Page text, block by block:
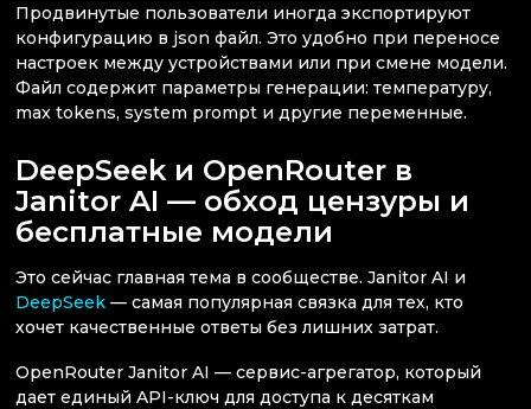
Продвинутые пользователи иногда экспортируют
конфигурацию в json файл. Это удобно при переносе
настроек между устройствами или при смене модели.
Файл содержит параметры генерации: температуру,
max tokens, system prompt и другие переменные.
DeepSeek и OpenRouter в
Janitor AI — обход цензуры и
бесплатные модели
Это сейчас главная тема в сообществе. Janitor AI и
DeepSeek — самая популярная связка для тех, кто
хочет качественные ответы без лишних затрат.
OpenRouter Janitor AI — сервис-агрегатор, который
дает единый API-ключ для доступа к десяткам